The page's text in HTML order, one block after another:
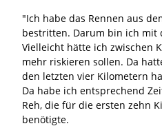
"Ich habe das Rennen aus
bestritten. Darum bin ich mit
Vielleicht hätte ich zwischen
mehr riskieren sollen. Da
den letzten vier Kilometern
Da habe ich entsprechend
Reh, die für die ersten zehn
benötigte.